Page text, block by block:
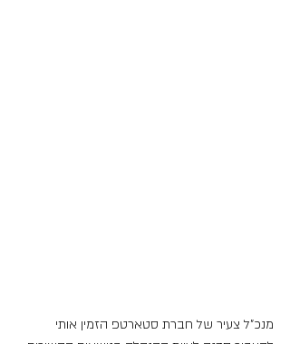
מנכ"ל צעיר של חברת סטארטפ הזמין אותי